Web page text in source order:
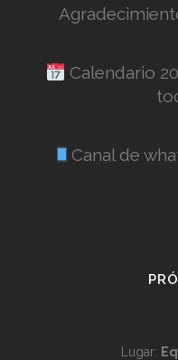
Calendario
Canal de
Lugar: